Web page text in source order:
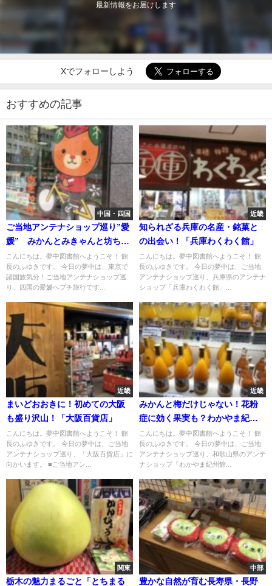
最新情報をお届けします
Xでフォローしよう
おすすめの記事
中国・四国
ご当地アンテナショップ巡り”愛
媛” みかんとみきゃんと坊ちゃ
ん
こんにちは。夢中図書館へようこそ！ 館
長のふゆきです。 今日の夢中は、東京で
諸国旅気分！ご当地アンテナショップ巡
り、四国の愛媛へプチ旅行です...
近畿
知られざる兵庫の名産・銘菓と
の出会い！「兵庫わくわく館」
こんにちは。夢中図書館へようこそ！ 館
長のふゆきです。 今日の夢中は、ご当地
アンテナショップ巡り、兵庫県のアンテナ
ショップ「兵庫わくわく館」...
近畿
まいどおおきに！初めての大阪
も盛り沢山！「大阪百貨店」
こんにちは。夢中図書館へようこそ！ 館
長のふゆきです。 今日の夢中は、ご当地
アンテナショップ巡り、「大阪百貨店」に
向かいます。 ■ご当地アン...
近畿
みかんと梅だけじゃない！花粉
症に効く果実も？わかやま紀州
館
こんにちは。夢中図書館へようこそ！ 館
長のふゆきです。 今日の夢中は、ご当地
アンテナショップ巡り、和歌山県のアンテ
ナショップ「わかやま紀州館...
関東
栃木の魅力まるごと「とちまる
中部
豊かな自然が育む長寿県・長野